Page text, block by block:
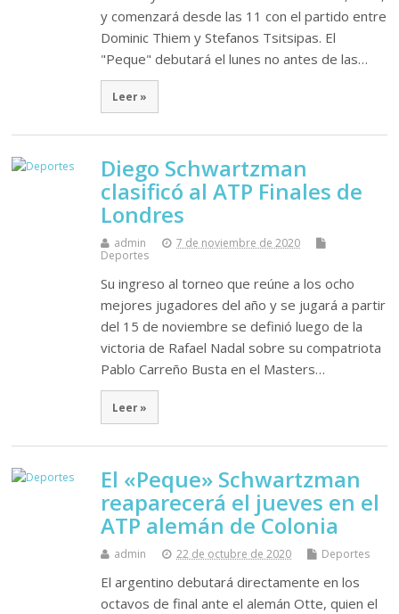
y comenzará desde las 11 con el partido entre
Dominic Thiem y Stefanos Tsitsipas. El
"Peque" debutará el lunes no antes de las…
Leer »
Diego Schwartzman
clasificó al ATP Finales de
Londres
admin
7 de noviembre de 2020
Deportes
Su ingreso al torneo que reúne a los ocho
mejores jugadores del año y se jugará a partir
del 15 de noviembre se definió luego de la
victoria de Rafael Nadal sobre su compatriota
Pablo Carreño Busta en el Masters…
Leer »
El «Peque» Schwartzman
reaparecerá el jueves en el
ATP alemán de Colonia
admin 22 de octubre de 2020 Deportes
El argentino debutará directamente en los
octavos de final ante el alemán Otte, quien el